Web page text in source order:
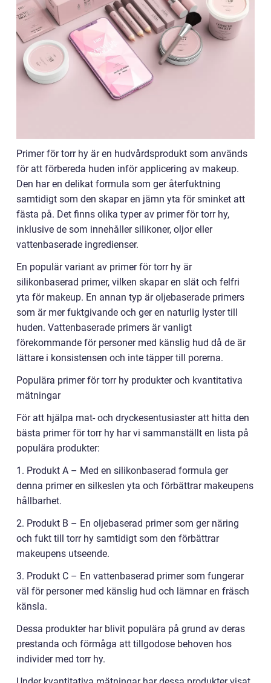
Primer för torr hy är en hudvårdsprodukt som används
för att förbereda huden inför applicering av makeup.
Den har en delikat formula som ger återfuktning
samtidigt som den skapar en jämn yta för sminket att
fästa på. Det finns olika typer av primer för torr hy,
inklusive de som innehåller silikoner, oljor eller
vattenbaserade ingredienser.
En populär variant av primer för torr hy är
silikonbaserad primer, vilken skapar en slät och felfri
yta för makeup. En annan typ är oljebaserade primers
som är mer fuktgivande och ger en naturlig lyster till
huden. Vattenbaserade primers är vanligt
förekommande för personer med känslig hud då de är
lättare i konsistensen och inte täpper till porerna.
Populära primer för torr hy produkter och kvantitativa
mätningar
För att hjälpa mat- och dryckesentusiaster att hitta den
bästa primer för torr hy har vi sammanställt en lista på
populära produkter:
1. Produkt A – Med en silikonbaserad formula ger
denna primer en silkeslen yta och förbättrar makeupens
hållbarhet.
2. Produkt B – En oljebaserad primer som ger näring
och fukt till torr hy samtidigt som den förbättrar
makeupens utseende.
3. Produkt C – En vattenbaserad primer som fungerar
väl för personer med känslig hud och lämnar en fräsch
känsla.
Dessa produkter har blivit populära på grund av deras
prestanda och förmåga att tillgodose behoven hos
individer med torr hy.